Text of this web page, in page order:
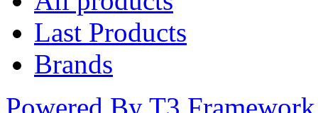
Last Products
Brands